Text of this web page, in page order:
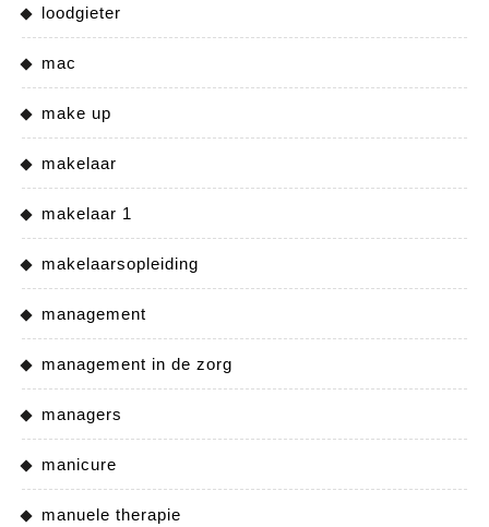
loodgieter
mac
make up
makelaar
makelaar 1
makelaarsopleiding
management
management in de zorg
managers
manicure
manuele therapie